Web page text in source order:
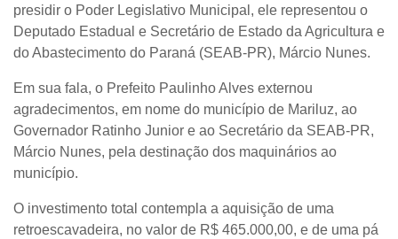
presidir o Poder Legislativo Municipal, ele representou o
Deputado Estadual e Secretário de Estado da Agricultura e
do Abastecimento do Paraná (SEAB-PR), Márcio Nunes.
Em sua fala, o Prefeito Paulinho Alves externou
agradecimentos, em nome do município de Mariluz, ao
Governador Ratinho Junior e ao Secretário da SEAB-PR,
Márcio Nunes, pela destinação dos maquinários ao
município.
O investimento total contempla a aquisição de uma
retroescavadeira, no valor de R$ 465.000,00, e de uma pá